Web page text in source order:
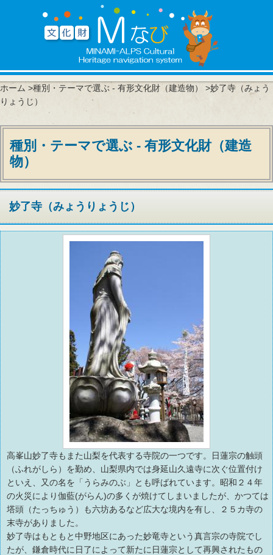
ホーム >種別・テーマで選ぶ - 有形文化財（建造物）
>妙了寺（みょう
りょうじ）
種別・テーマで選ぶ - 有形文化財（建造
物）
妙了寺（みょうりょうじ）
高峯山妙了寺もまた山梨を代表する寺院の一つです。日蓮宗の触頭
（ふれがしら）を勤め、山梨県内では身延山久遠寺に次ぐ位置付け
といえ、又の名を「うらみのぶ」とも呼ばれています。昭和２４年
の火災により伽藍(がらん)の多くが焼けてしまいましたが、かつては
塔頭（たっちゅう）も六坊あるなど広大な境内を有し、２５カ寺の
末寺がありました。
妙了寺はもともと中野地区にあった妙竜寺という真言宗の寺院でし
たが、鎌倉時代に日了によって新たに日蓮宗として再興されたもの